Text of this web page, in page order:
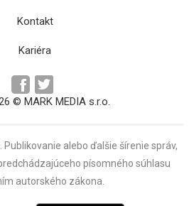
Kontakt
Kariéra
© MARK MEDIA s.r.o.
alebo ďalšie šírenie správ,
písomného súhlasu
autorského zákona.